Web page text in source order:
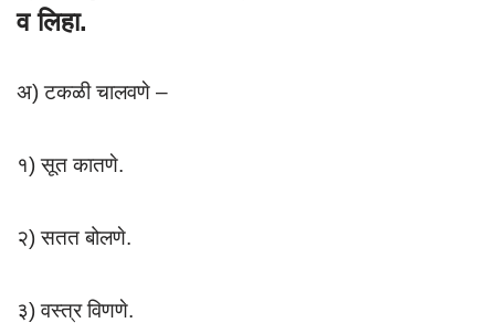
व लिहा.
अ) टकळी चालवणे –
१) सूत कातणे.
२) सतत बोलणे.
३) वस्त्र विणणे.